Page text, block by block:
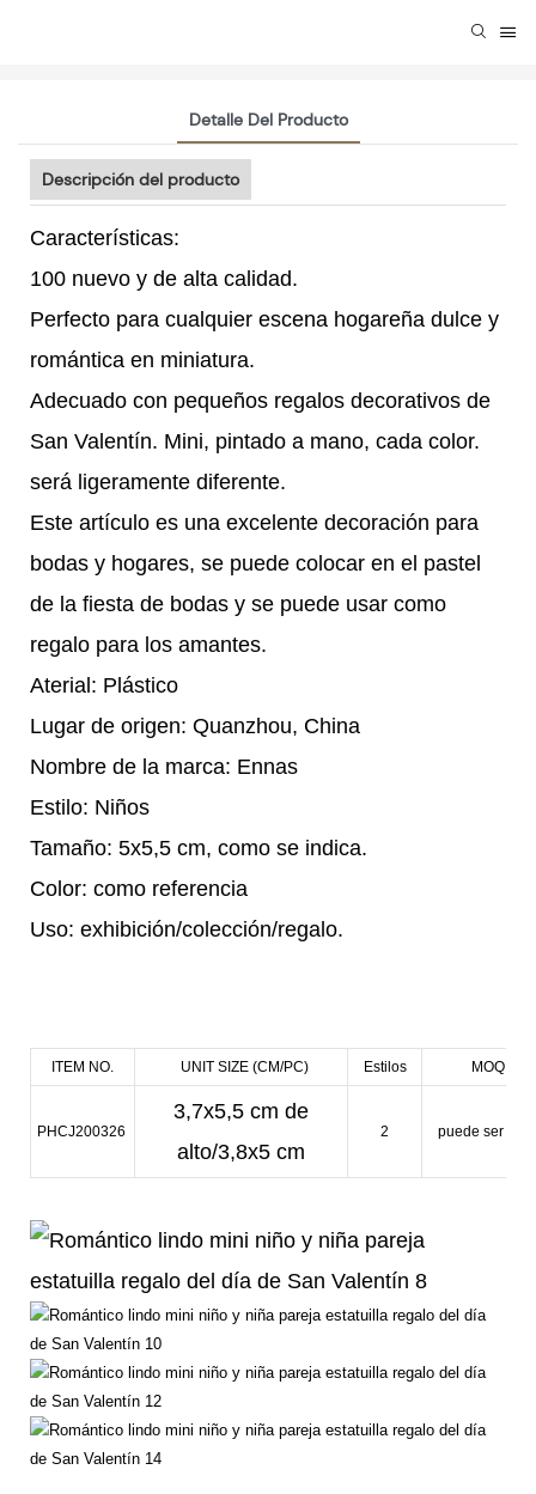
Detalle Del Producto
Descripción del producto
Características:
100 nuevo y de alta calidad.
Perfecto para cualquier escena hogareña dulce y
romántica en miniatura.
Adecuado con pequeños regalos decorativos de
San Valentín. Mini, pintado a mano, cada color.
será ligeramente diferente.
Este artículo es una excelente decoración para
bodas y hogares, se puede colocar en el pastel
de la fiesta de bodas y se puede usar como
regalo para los amantes.
Aterial: Plástico
Lugar de origen: Quanzhou, China
Nombre de la marca: Ennas
Estilo: Niños
Tamaño: 5x5,5 cm, como se indica.
Color: como referencia
Uso: exhibición/colección/regalo.
ITEM NO. UNIT SIZE (CM/PC) Estilos MOQ
PHCJ200326
3,7x5,5 cm de
alto/3,8x5 cm
2 puede ser